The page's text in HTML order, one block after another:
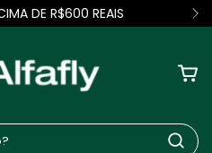
DE R$600 REAIS